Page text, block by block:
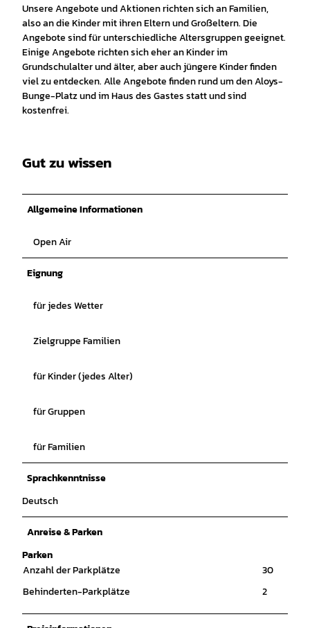
Unsere Angebote und Aktionen richten sich an Familien,
also an die Kinder mit ihren Eltern und Großeltern. Die
Angebote sind für unterschiedliche Altersgruppen geeignet.
Einige Angebote richten sich eher an Kinder im
Grundschulalter und älter, aber auch jüngere Kinder finden
viel zu entdecken. Alle Angebote finden rund um den Aloys-
Bunge-Platz und im Haus des Gastes statt und sind
kostenfrei.
Gut zu wissen
Allgemeine Informationen
Open Air
Eignung
für jedes Wetter
Zielgruppe Familien
für Kinder (jedes Alter)
für Gruppen
für Familien
Sprachkenntnisse
Deutsch
Anreise & Parken
Parken
Anzahl der Parkplätze
30
Behinderten-Parkplätze
2